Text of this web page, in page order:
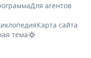
Для агентов
Карта сайта
тема